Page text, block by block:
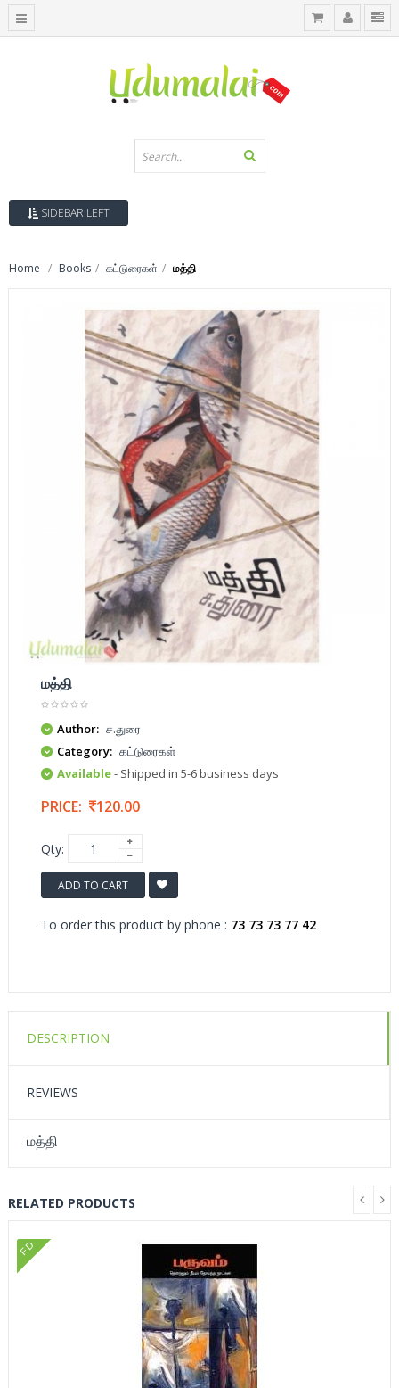
SIDEBAR LEFT
Home Books கட்டுரைகள் மத்தி
மத்தி
Author: ச.துரை
Category: கட்டுரைகள்
Available- Shipped in 5-6 business days
PRICE: 120.00
Qty:
ADD TO CART
To order this product by phone : 73 73 73 77 42
DESCRIPTION
REVIEWS
மத்தி
RELATED PRODUCTS
FD